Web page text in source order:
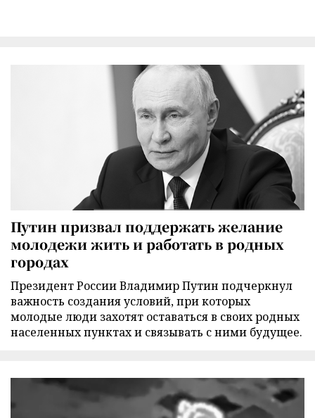
Путин призвал поддержать желание
молодежи жить и работать в родных
городах
Президент России Владимир Путин подчеркнул
важность создания условий, при которых
молодые люди захотят оставаться в своих родных
населенных пунктах и связывать с ними будущее.